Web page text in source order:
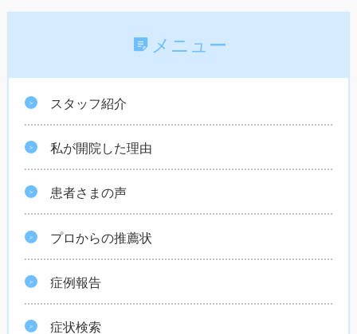
メニュー
スタッフ紹介
私が開院した理由
患者さまの声
プロからの推薦状
症例報告
症状検索